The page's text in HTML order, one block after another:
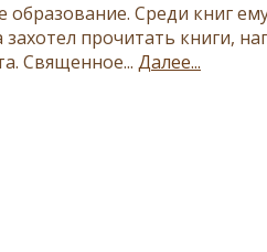
Среди книг
прочитать книги,
Священное... Далее...